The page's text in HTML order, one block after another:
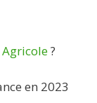
?
en 2023